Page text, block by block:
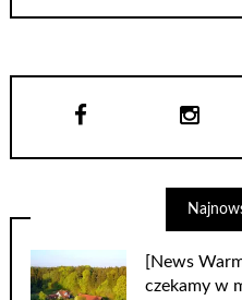
[News
czekamy w